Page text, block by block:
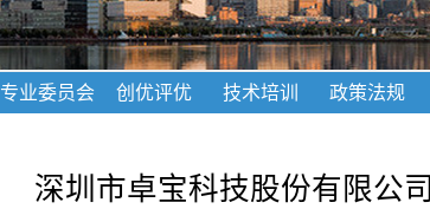
专业委员会 创优评优 技术培训 政策法规
深圳市卓宝科技股份有限公司